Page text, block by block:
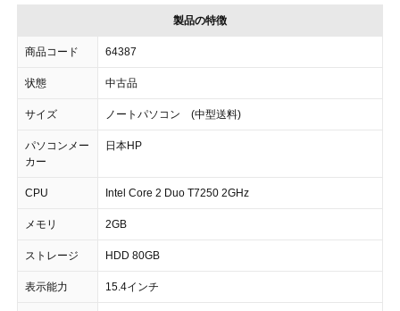
製品の特徴
商品コード 64387
状態 中古品
サイズ ノートパソコン (中型送料)
パソコンメー
カー
日本HP
CPU Intel Core 2 Duo T7250 2GHz
メモリ 2GB
ストレージ HDD 80GB
表示能力 15.4インチ